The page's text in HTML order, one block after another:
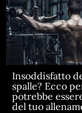
Insoddisfatto
spalle? Ecco
potrebbe
del tuo